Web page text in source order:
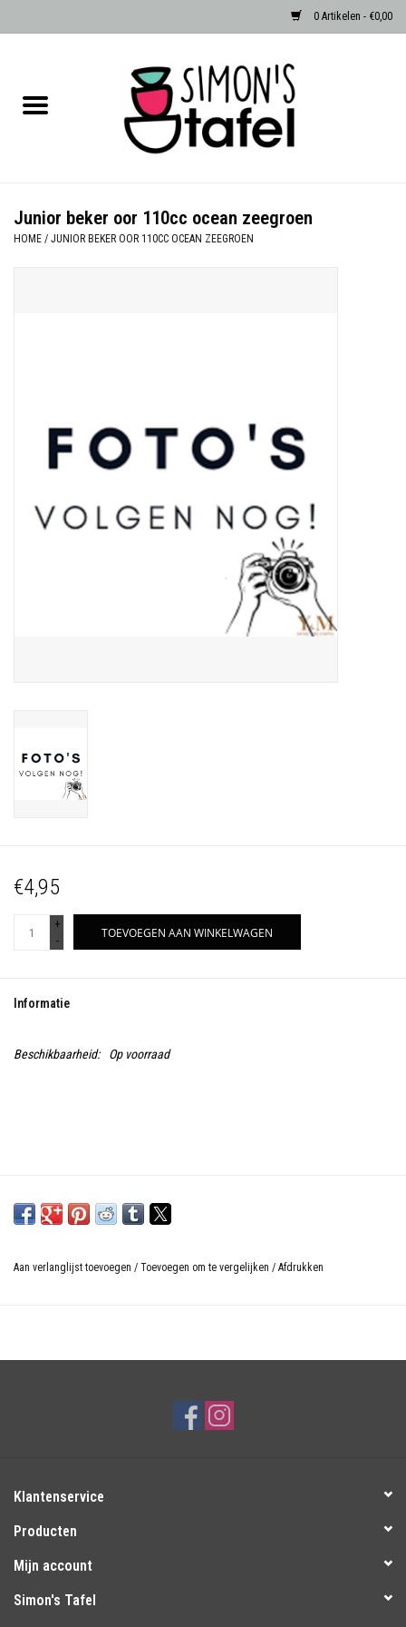
0 Artikelen - €0,00
Albast waxinehouders van Zenza
Cadeaubonnen
Junior beker oor 110cc ocean zeegroen
HOME / JUNIOR BEKER OOR 110CC OCEAN ZEEGROEN
€4,95
+
-
TOEVOEGEN AAN WINKELWAGEN
Informatie
Beschikbaarheid: Op voorraad
Aan verlanglijst toevoegen / Toevoegen om te vergelijken / Afdrukken
Klantenservice
Producten
Mijn account
Simon's Tafel